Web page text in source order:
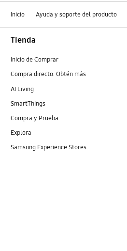
Inicio Ayuda y soporte del producto
Tienda
Inicio de Comprar
Compra directo. Obtén más
AI Living
SmartThings
Compra y Prueba
Explora
Samsung Experience Stores